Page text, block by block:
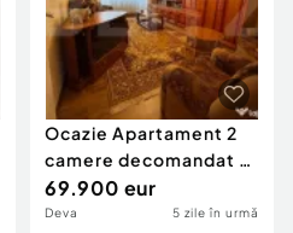
Ocazie Apartament 2
camere decomandat –
Zona Centrală, B
69.900 eur
Deva 5 zile în urmă